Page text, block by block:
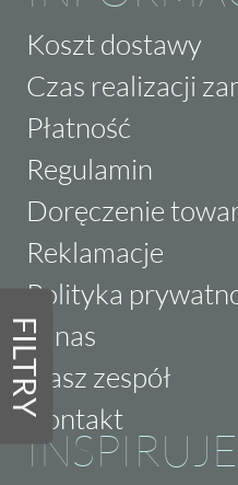
FILTRY
Koszt dostawy
Czas realizacji
Płatność
Regulamin
Doręczenie
Reklamacje
Polityka
O nas
Nasz zespół
Kontakt